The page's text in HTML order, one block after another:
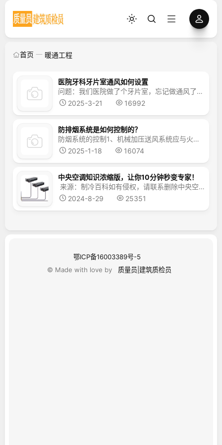
首页 暖通工程
医院牙科牙片室通风如何设置
问题：我们医院做了个牙片室，忘记做通风了，现在做通风有什么额外要求吗？回答：风管墙内墙外500范围内，2.5铅皮包裹风管
2025-3-21
16992
防排烟系统是如何控制的？
防烟系统的控制1、机械加压送风系统应与火灾自动报警系统联动，其联动控制应符合下列规定：（1）应由加压送风口所在防火分区内的两只独立的火灾探测器或一只火灾探测器与一只手动火灾报警按钮的报警信号，作为送风口开启和加压送风机启动的联动触发信号，并应由消防联动控制器联动控制相关层前室等需要加压送风场所的加压送风口开启和加压送风机启动。 （2）应...
2025-1-18
16074
中央空调知识浓缩版，让你10分钟秒变专家！
来源：制冷百科如有侵权，请联系删除中央空调的定义若干房间使用一台主机的空气调节系统。中央空调的优势兼顾美观与功能一体的理想型空调类型，尤其在满足多房间制冷功能上性价比高于普通空调。中央空调分类 氟系统与水系统（就今天着重来讲）氟系统是由室外机与室内机共同组成的制冷系统，内外机通过铜管连接，管道里面走的是制冷剂——冷媒（就是...
2024-8-29
25351
鄂ICP备16003389号-5
© Made with love by
质量员|建筑质检员